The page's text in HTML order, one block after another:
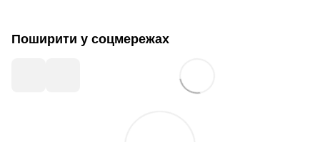
Поширити у соцмережах